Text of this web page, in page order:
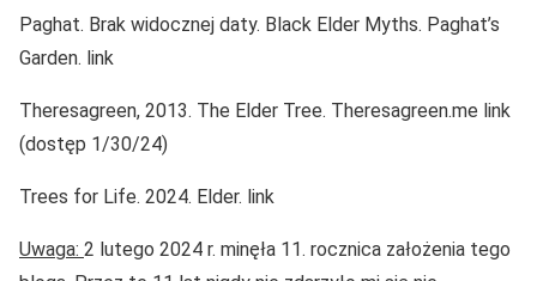
Paghat. Brak widocznej daty. Black Elder Myths. Paghat’s
Garden. link
Theresagreen, 2013. The Elder Tree. Theresagreen.me link
(dostęp 1/30/24)
Trees for Life. 2024. Elder. link
Uwaga: 2 lutego 2024 r. minęła 11. rocznica założenia tego